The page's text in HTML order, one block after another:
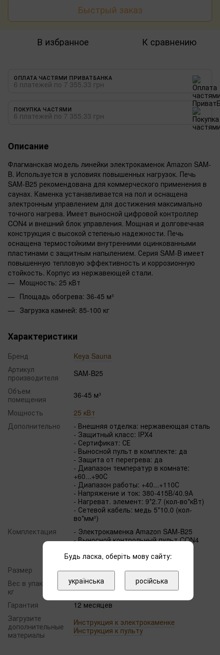
Быстрый заказ
В избранное К сравнению
ОПЛАТА ЧАСТЯМИ ПРИВАТБАНКА
6 платежей по 7 355.33 грн
ПОКУПКА ЧАСТЯМИ
6 платежей по 7 355.33 грн
Описание
Флагманская модель линейки электрокаменок Amazon SAM-
B. Используется в условиях повышенных нагрузок. Печь
SAM-B25 рекомендована для коммерческого применения в
саунах. Каменка устанавливается на пол и оснащена
электронным управлением для достижения максимально
точного нагрева. Имеет выносной цифровой контроллер
CON4 и внешний блок управления. Мощная и долговечная
конструкция с высокой степенью надежности. Печь
оснащена термостойкими внутренними оцинкованными
пластинами с защитным напылением. Серия SAM-B имеет
повышенную тепловую эффективность и коррозионную
стойкость. Корпус из нержавеющей стали.
Мощность: 25 кВт
Площадь обогрева: 36-45 м³
Загрузка камней: 85-100 кг
Характеристики
Бренд
Keya Sauna
Артикул
производителя
SAM-B25
Объем
помещения
36-45 м³
Мощность
25 кВт
Дополнительно
- Внешняя отделка: нержавеющая сталь
- Защитный класс: IPX4
- Сертификат: СЕ
- Выносной пульт в комплекте: да
- Защита от перегрева: да
- Диапазон температур в комнате:
+60...+90С
- Диапазон работы: +40...+110С
- Напряжение и ток: 380-415В/40.9А
- Нагреват. элемент: 9*2.7 (кол-во*кВт)
- Сетевой кабель: медь 5*10.0 (кол-
во*мм²)
Комплектация
- Электрокаменка Amazon SAM-B25
- Выносной контрольный пульт CON4
- Внешний контрольный блок
Размер
700 х 560 х 650 мм
Вес в упаковке,
кг
39.00
Гарантия
12 месяцев
Загрузите
дополнительные
материалы
Инструкция к электрокаменке
Инструкция к пульту
Будь ласка, оберіть мову сайту:
українська російська